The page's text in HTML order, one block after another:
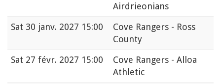
Airdrieonians
Sat 30 janv. 2027 15:00
Cove Rangers - Ross
County
Sat 27 févr. 2027 15:00
Cove Rangers - Alloa
Athletic